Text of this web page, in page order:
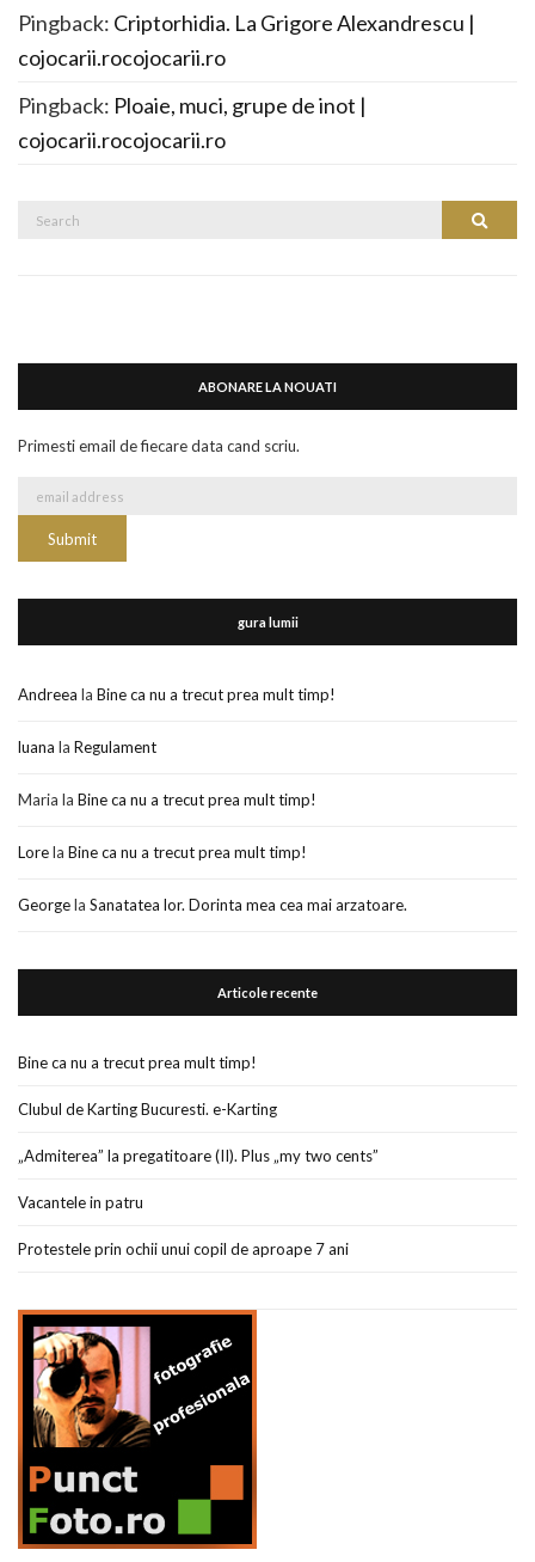
Pingback: Criptorhidia. La Grigore Alexandrescu |
cojocarii.rocojocarii.ro
Pingback: Ploaie, muci, grupe de inot |
cojocarii.rocojocarii.ro
Search
ABONARE LA NOUATI
Primesti email de fiecare data cand scriu.
gura lumii
Andreea la Bine ca nu a trecut prea mult timp!
luana la Regulament
Maria la Bine ca nu a trecut prea mult timp!
Lorela Bine ca nu a trecut prea mult timp!
Georgela Sanatatea lor. Dorinta mea cea mai arzatoare.
Articole recente
Bine ca nu a trecut prea mult timp!
Clubul de Karting Bucuresti. e-Karting
„Admiterea” la pregatitoare (II). Plus „my two cents”
Vacantele in patru
Protestele prin ochii unui copil de aproape 7 ani